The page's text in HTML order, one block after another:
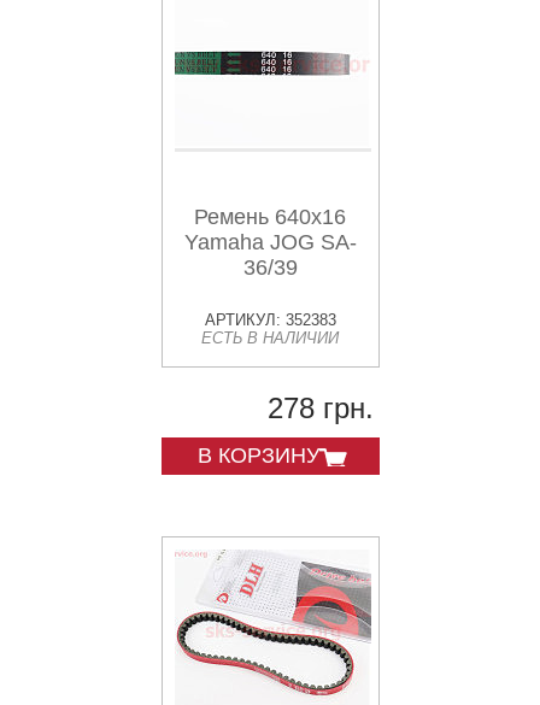
Ремень 640х16
Yamaha JOG SA-
36/39
АРТИКУЛ: 352383
ЕСТЬ В НАЛИЧИИ
278 грн.
В КОРЗИНУ